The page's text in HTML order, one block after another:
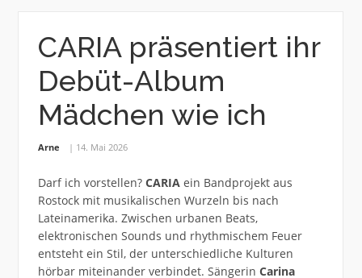
CARIA präsentiert ihr
Debüt-Album
Mädchen wie ich
Arne 14. Mai 2026
Darf ich vorstellen? CARIA ein Bandprojekt aus
Rostock mit musikalischen Wurzeln bis nach
Lateinamerika. Zwischen urbanen Beats,
elektronischen Sounds und rhythmischem Feuer
entsteht ein Stil, der unterschiedliche Kulturen
hörbar miteinander verbindet. Sängerin Carina